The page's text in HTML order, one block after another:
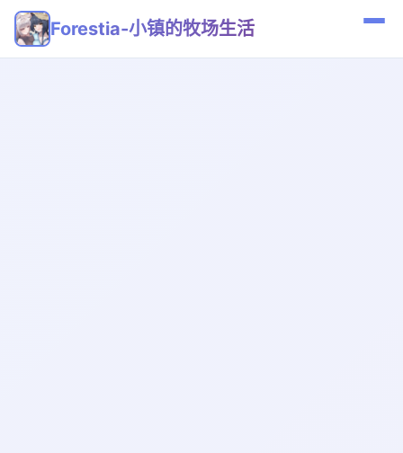
Forestia-小镇的牧场生活